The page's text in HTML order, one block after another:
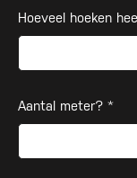
Hoeveel hoeken
Aantal meter? *